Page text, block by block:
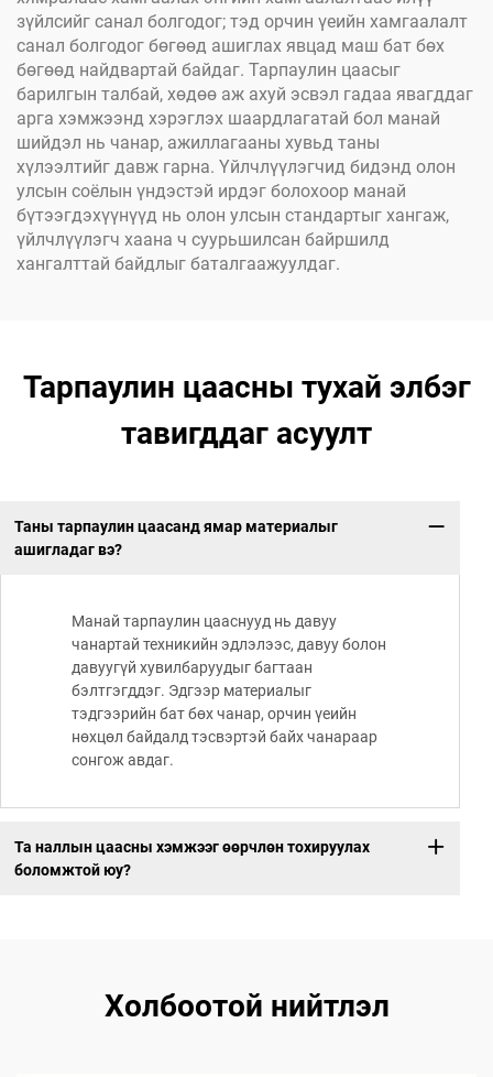
зүйлсийг санал болгодог; тэд орчин үеийн хамгаалалт
санал болгодог бөгөөд ашиглах явцад маш бат бөх
бөгөөд найдвартай байдаг. Тарпаулин цаасыг
барилгын талбай, хөдөө аж ахуй эсвэл гадаа явагддаг
арга хэмжээнд хэрэглэх шаардлагатай бол манай
шийдэл нь чанар, ажиллагааны хувьд таны
хүлээлтийг давж гарна. Үйлчлүүлэгчид бидэнд олон
улсын соёлын үндэстэй ирдэг болохоор манай
бүтээгдэхүүнүүд нь олон улсын стандартыг хангаж,
үйлчлүүлэгч хаана ч суурьшилсан байршилд
хангалттай байдлыг баталгаажуулдаг.
Тарпаулин цаасны тухай элбэг
тавигддаг асуулт
Таны тарпаулин цаасанд ямар материалыг
ашигладаг вэ?
Манай тарпаулин цааснууд нь давуу
чанартай техникийн эдлэлээс, давуу болон
давуугүй хувилбаруудыг багтаан
бэлтгэгддэг. Эдгээр материалыг
тэдгээрийн бат бөх чанар, орчин үеийн
нөхцөл байдалд тэсвэртэй байх чанараар
сонгож авдаг.
Та наллын цаасны хэмжээг өөрчлөн тохируулах
боломжтой юу?
Холбоотой нийтлэл